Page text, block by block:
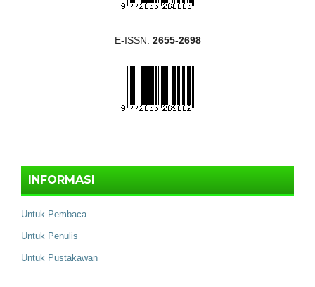
E-ISSN: 2655-2698
INFORMASI
Untuk Pembaca
Untuk Penulis
Untuk Pustakawan